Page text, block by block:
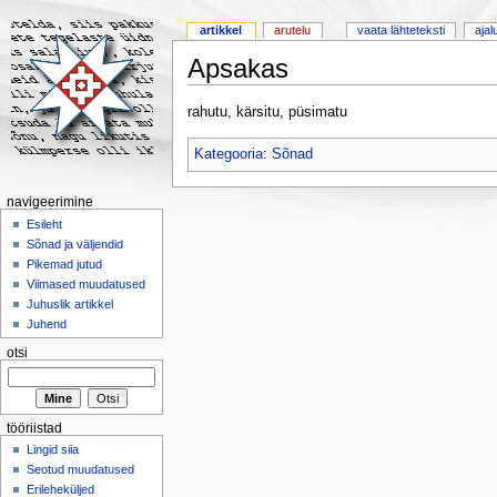
Apsakas
rahutu, kärsitu, püsimatu
Kategooria: Sõnad
artikkel arutelu vaata lähteteksti
navigeerimine
Esileht
Sõnad ja väljendid
Pikemad jutud
Viimased muudatused
Juhuslik artikkel
Juhend
otsi
tööriistad
Lingid siia
Seotud muudatused
Erileheküljed